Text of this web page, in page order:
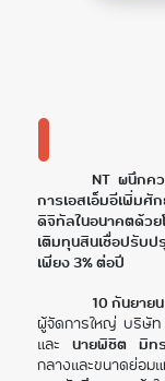
NT ผนึกค
การเอสเอ็มอีเพิ่ม
ดิจิทัลในอนาคตด้ว
เติมทุนสินเชื่อปรับป
เพียง 3% ต่อปี
10 กันยาย
ผู้จัดการใหญ่ บริษัท
และ นายพิชิต มิท
กลางและขนาดย่อม